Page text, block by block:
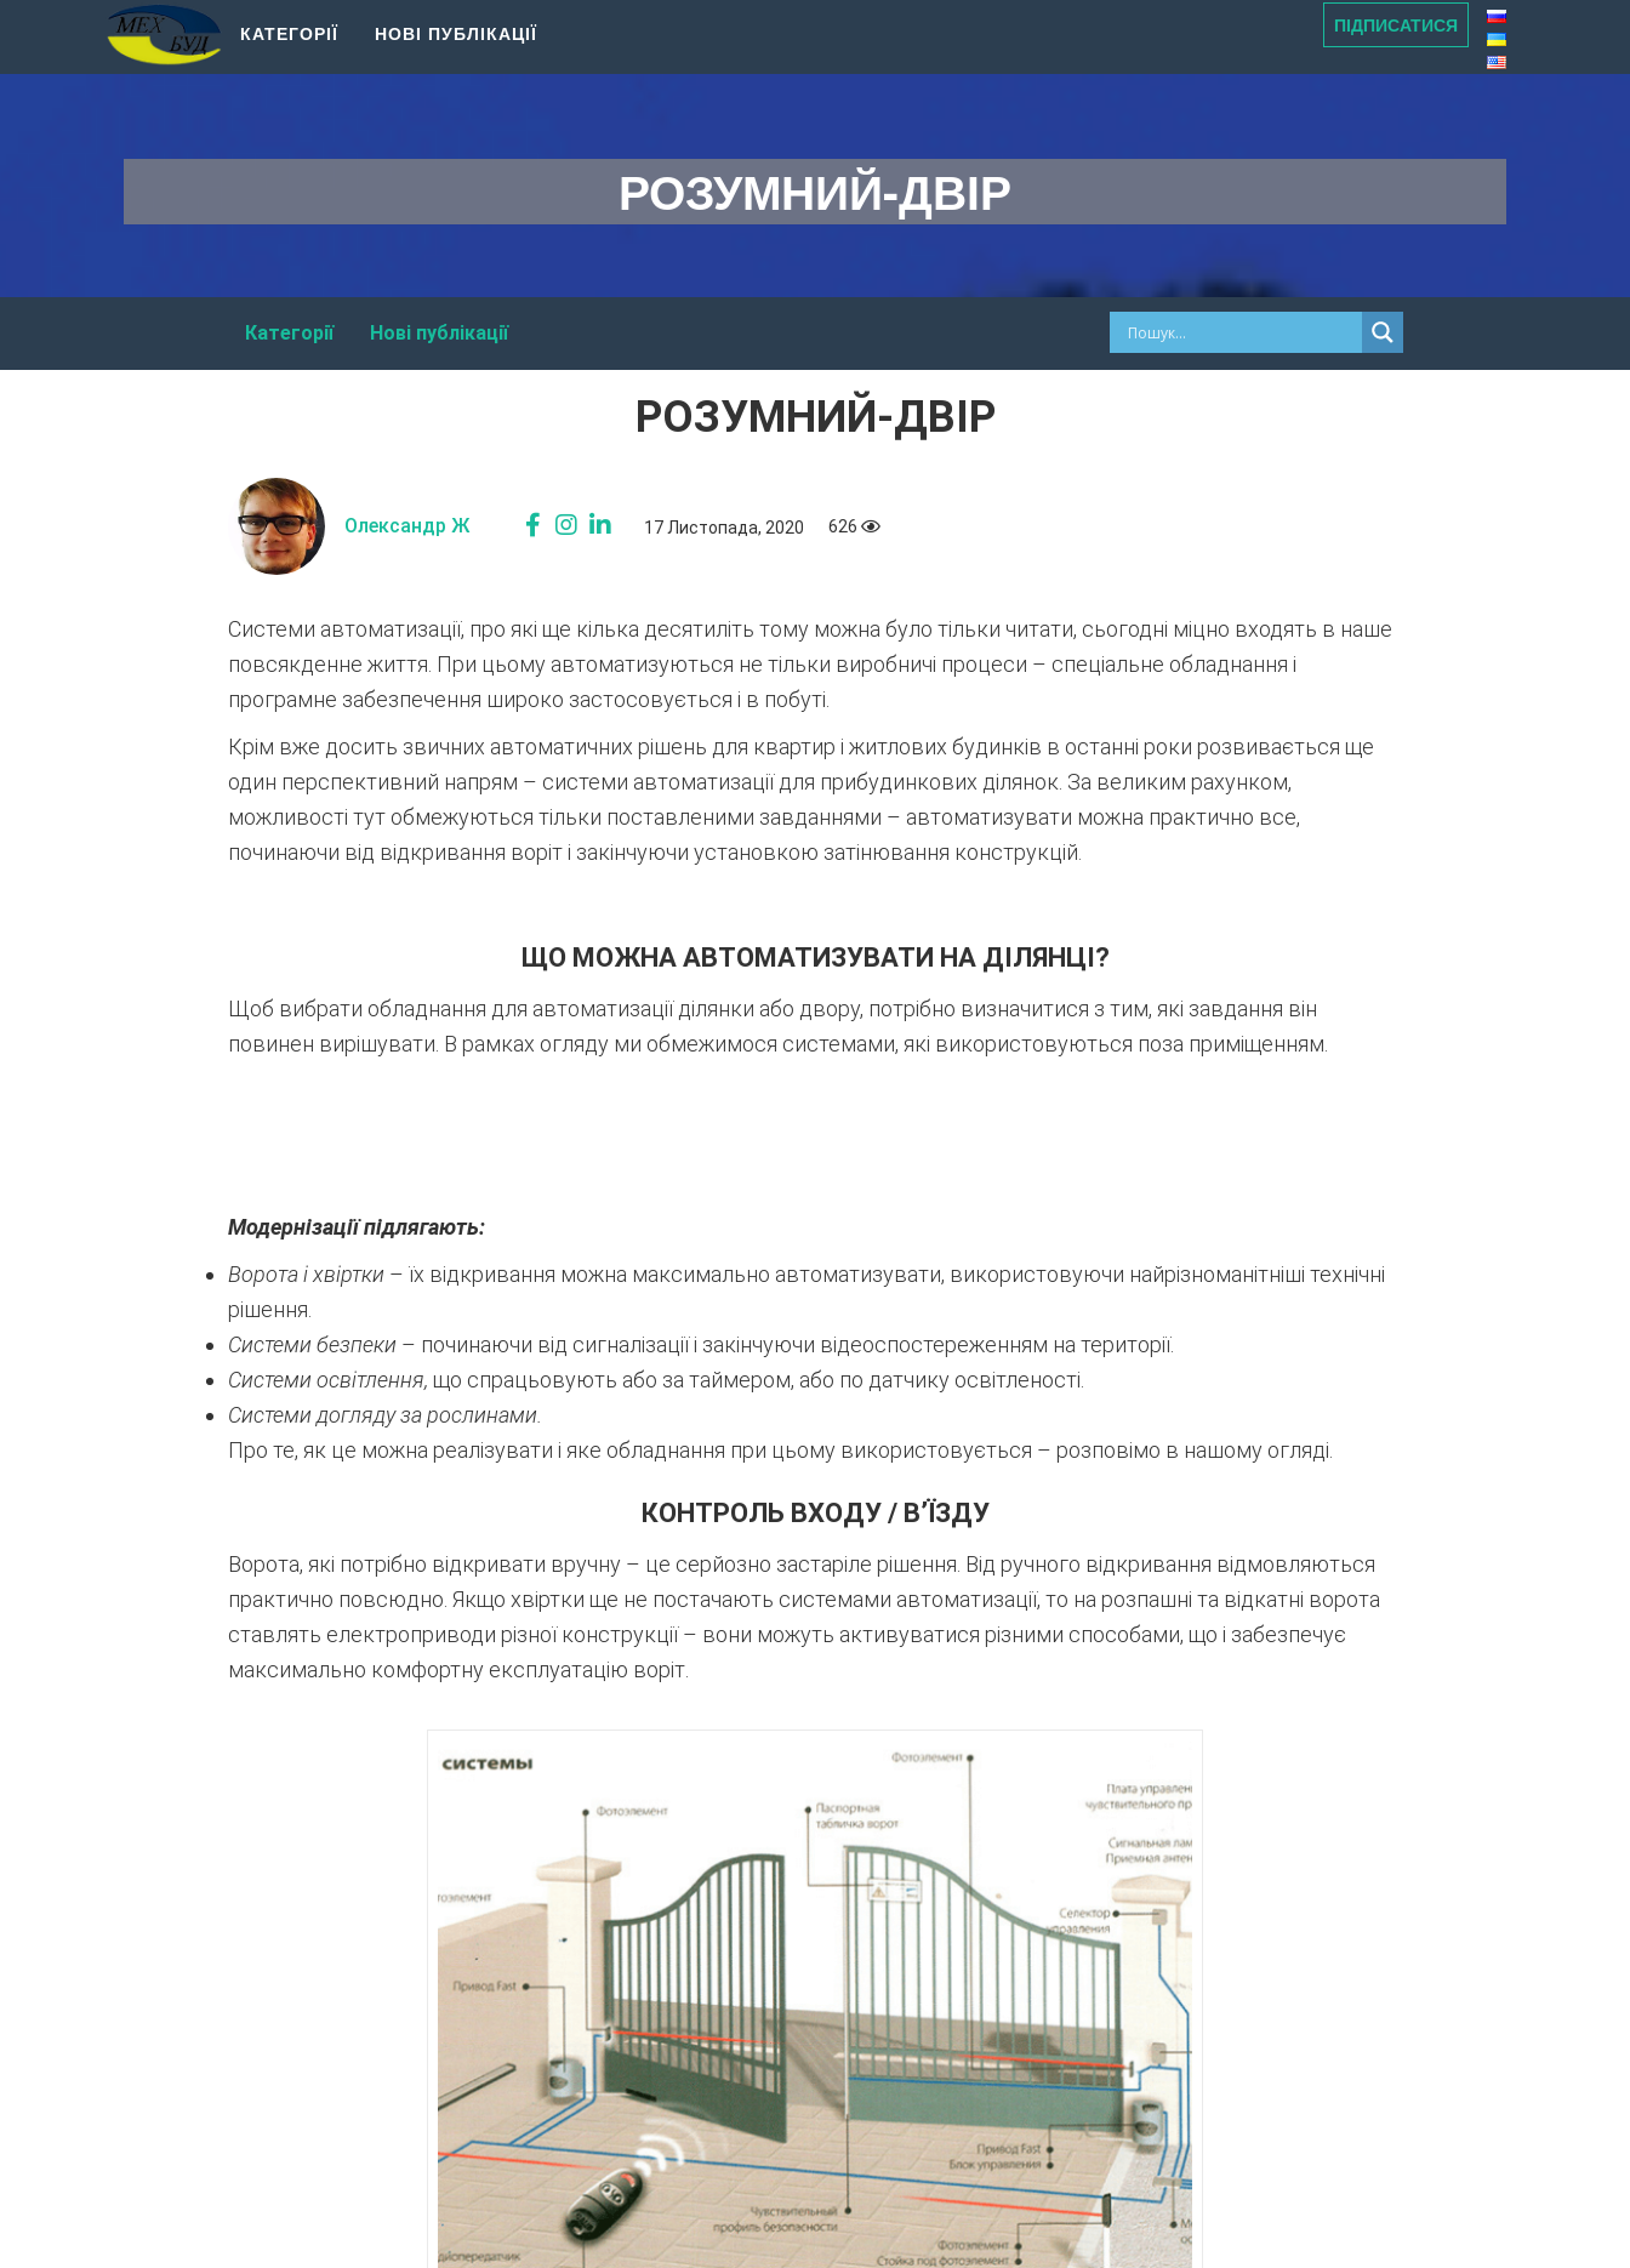
НОВІ ПУБЛІКАЦІЇ
КАТЕГОРІЇ ПІДПИСАТИСЯ
РОЗУМНИЙ-ДВІР
Нові публікації
Категорії
РОЗУМНИЙ-ДВІР
Олександр Ж 17 Листопада, 2020 626
Системи автоматизації, про які ще кілька десятиліть тому можна було тільки читати, сьогодні міцно входять в наше
повсякденне життя. При цьому автоматизуються не тільки виробничі процеси – спеціальне обладнання і
програмне забезпечення широко застосовується і в побуті.
Крім вже досить звичних автоматичних рішень для квартир і житлових будинків в останні роки розвивається ще
один перспективний напрям – системи автоматизації для прибудинкових ділянок. За великим рахунком,
можливості тут обмежуються тільки поставленими завданнями – автоматизувати можна практично все,
починаючи від відкривання воріт і закінчуючи установкою затінювання конструкцій.
ЩО МОЖНА АВТОМАТИЗУВАТИ НА ДІЛЯНЦІ?
Щоб вибрати обладнання для автоматизації ділянки або двору, потрібно визначитися з тим, які завдання він
повинен вирішувати. В рамках огляду ми обмежимося системами, які використовуються поза приміщенням.
Модернізації підлягають:
Ворота і хвіртки – їх відкривання можна максимально автоматизувати, використовуючи найрізноманітніші технічні
рішення.
Системи безпеки – починаючи від сигналізації і закінчуючи відеоспостереженням на території.
Системи освітлення, що спрацьовують або за таймером, або по датчику освітленості.
Системи догляду за рослинами.
Про те, як це можна реалізувати і яке обладнання при цьому використовується – розповімо в нашому огляді.
КОНТРОЛЬ ВХОДУ / В’ЇЗДУ
Ворота, які потрібно відкривати вручну – це серйозно застаріле рішення. Від ручного відкривання відмовляються
практично повсюдно. Якщо хвіртки ще не постачають системами автоматизації, то на розпашні та відкатні ворота
ставлять електроприводи різної конструкції – вони можуть активуватися різними способами, що і забезпечує
максимально комфортну експлуатацію воріт.